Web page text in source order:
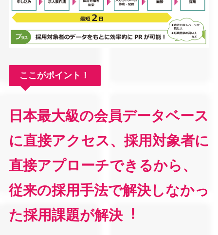
ここがポイント！
日本最大級の会員データベース
に直接アクセス、採用対象者に
直接アプローチできるから、
従来の採用手法で解決しなかっ
た採用課題が解決︕